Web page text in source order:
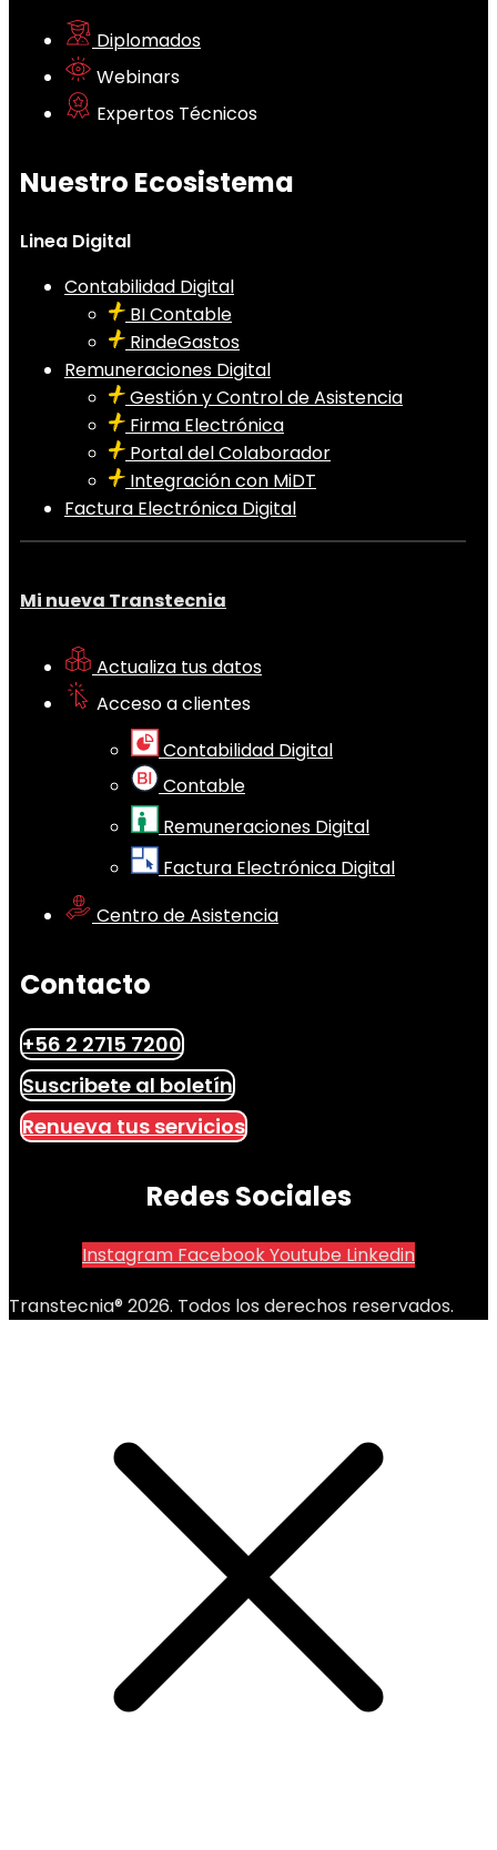
Diplomados
Webinars
Expertos Técnicos
Nuestro Ecosistema
Linea Digital
Contabilidad Digital
BI Contable
RindeGastos
Remuneraciones Digital
Gestión y Control de Asistencia
Firma Electrónica
Portal del Colaborador
Integración con MiDT
Factura Electrónica Digital
Mi nueva Transtecnia
Actualiza tus datos
Acceso a clientes
Contabilidad Digital
Contable
Remuneraciones Digital
Factura Electrónica Digital
Centro de Asistencia
Contacto
+56 2 2715 7200
Suscribete al boletín
Renueva tus servicios
Redes Sociales
Instagram FacebookYoutube Linkedin
Transtecnia® 2026. Todos los derechos reservados.